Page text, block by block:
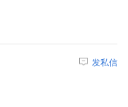
发私信